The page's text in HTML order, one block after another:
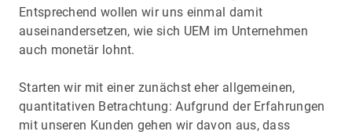
Entsprechend wollen wir uns einmal damit
auseinandersetzen, wie sich UEM im Unternehmen
auch monetär lohnt.
Starten wir mit einer zunächst eher allgemeinen,
quantitativen Betrachtung: Aufgrund der Erfahrungen
mit unseren Kunden gehen wir davon aus, dass